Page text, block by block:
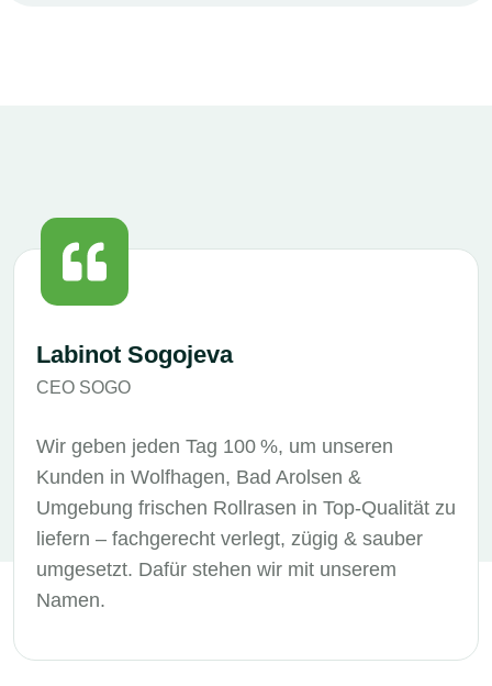
Labinot Sogojeva
CEO SOGO
Wir geben jeden Tag 100 %, um unseren
Kunden in Wolfhagen, Bad Arolsen &
Umgebung frischen Rollrasen in Top-Qualität zu
liefern – fachgerecht verlegt, zügig & sauber
umgesetzt. Dafür stehen wir mit unserem
Namen.